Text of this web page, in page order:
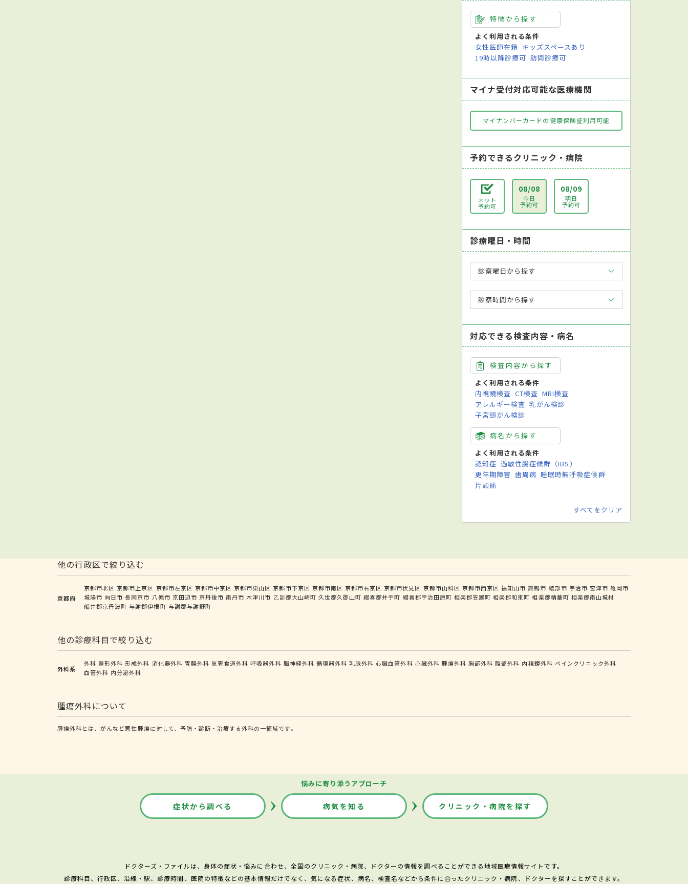
特徴から探す
よく利用される条件
女性医師在籍 キッズスペースあり
19時以降診療可 訪問診療可
マイナ受付対応可能な医療機関
マイナンバーカードの健康保険証利用可能
予約できるクリニック・病院
ネット
予約可
08/08
今日
予約可
08/09
明日
予約可
診療曜日・時間
診察曜日から探す
診察時間から探す
対応できる検査内容・病名
検査内容から探す
よく利用される条件
内視鏡検査 CT検査 MRI検査
アレルギー検査 乳がん検診
子宮頸がん検診
病名から探す
よく利用される条件
認知症 過敏性腸症候群（IBS）
更年期障害 歯周病 睡眠時無呼吸症候群
片頭痛
すべてをクリア
他の行政区で絞り込む
京都府
京都市北区 京都市上京区 京都市左京区 京都市中京区 京都市東山区 京都市下京区 京都市南区 京都市右京区 京都市伏見区 京都市山科区 京都市西京区 福知山市 舞鶴市 綾部市 宇治市 宮津市 亀岡市
城陽市 向日市 長岡京市 八幡市 京田辺市 京丹後市 南丹市 木津川市 乙訓郡大山崎町 久世郡久御山町 綴喜郡井手町 綴喜郡宇治田原町 相楽郡笠置町 相楽郡和束町 相楽郡精華町 相楽郡南山城村
船井郡京丹波町 与謝郡伊根町 与謝郡与謝野町
他の診療科目で絞り込む
外科系
外科 整形外科 形成外科 消化器外科 胃腸外科 気管食道外科 呼吸器外科 脳神経外科 循環器外科 乳腺外科 心臓血管外科 心臓外科 腫瘍外科 胸部外科 腹部外科 内視鏡外科 ペインクリニック外科
血管外科 内分泌外科
腫瘍外科について
腫瘍外科とは、がんなど悪性腫瘍に対して、予防・診断・治療する外科の一領域です。
悩みに寄り添うアプローチ
症状から調べる 病気を知る クリニック・病院を探す
ドクターズ・ファイルは、身体の症状・悩みに合わせ、全国のクリニック・病院、ドクターの情報を調べることができる地域医療情報サイトです。
診療科目、行政区、沿線・駅、診療時間、医院の特徴などの基本情報だけでなく、気になる症状、病名、検査名などから条件に合ったクリニック・病院、ドクターを探すことができます。